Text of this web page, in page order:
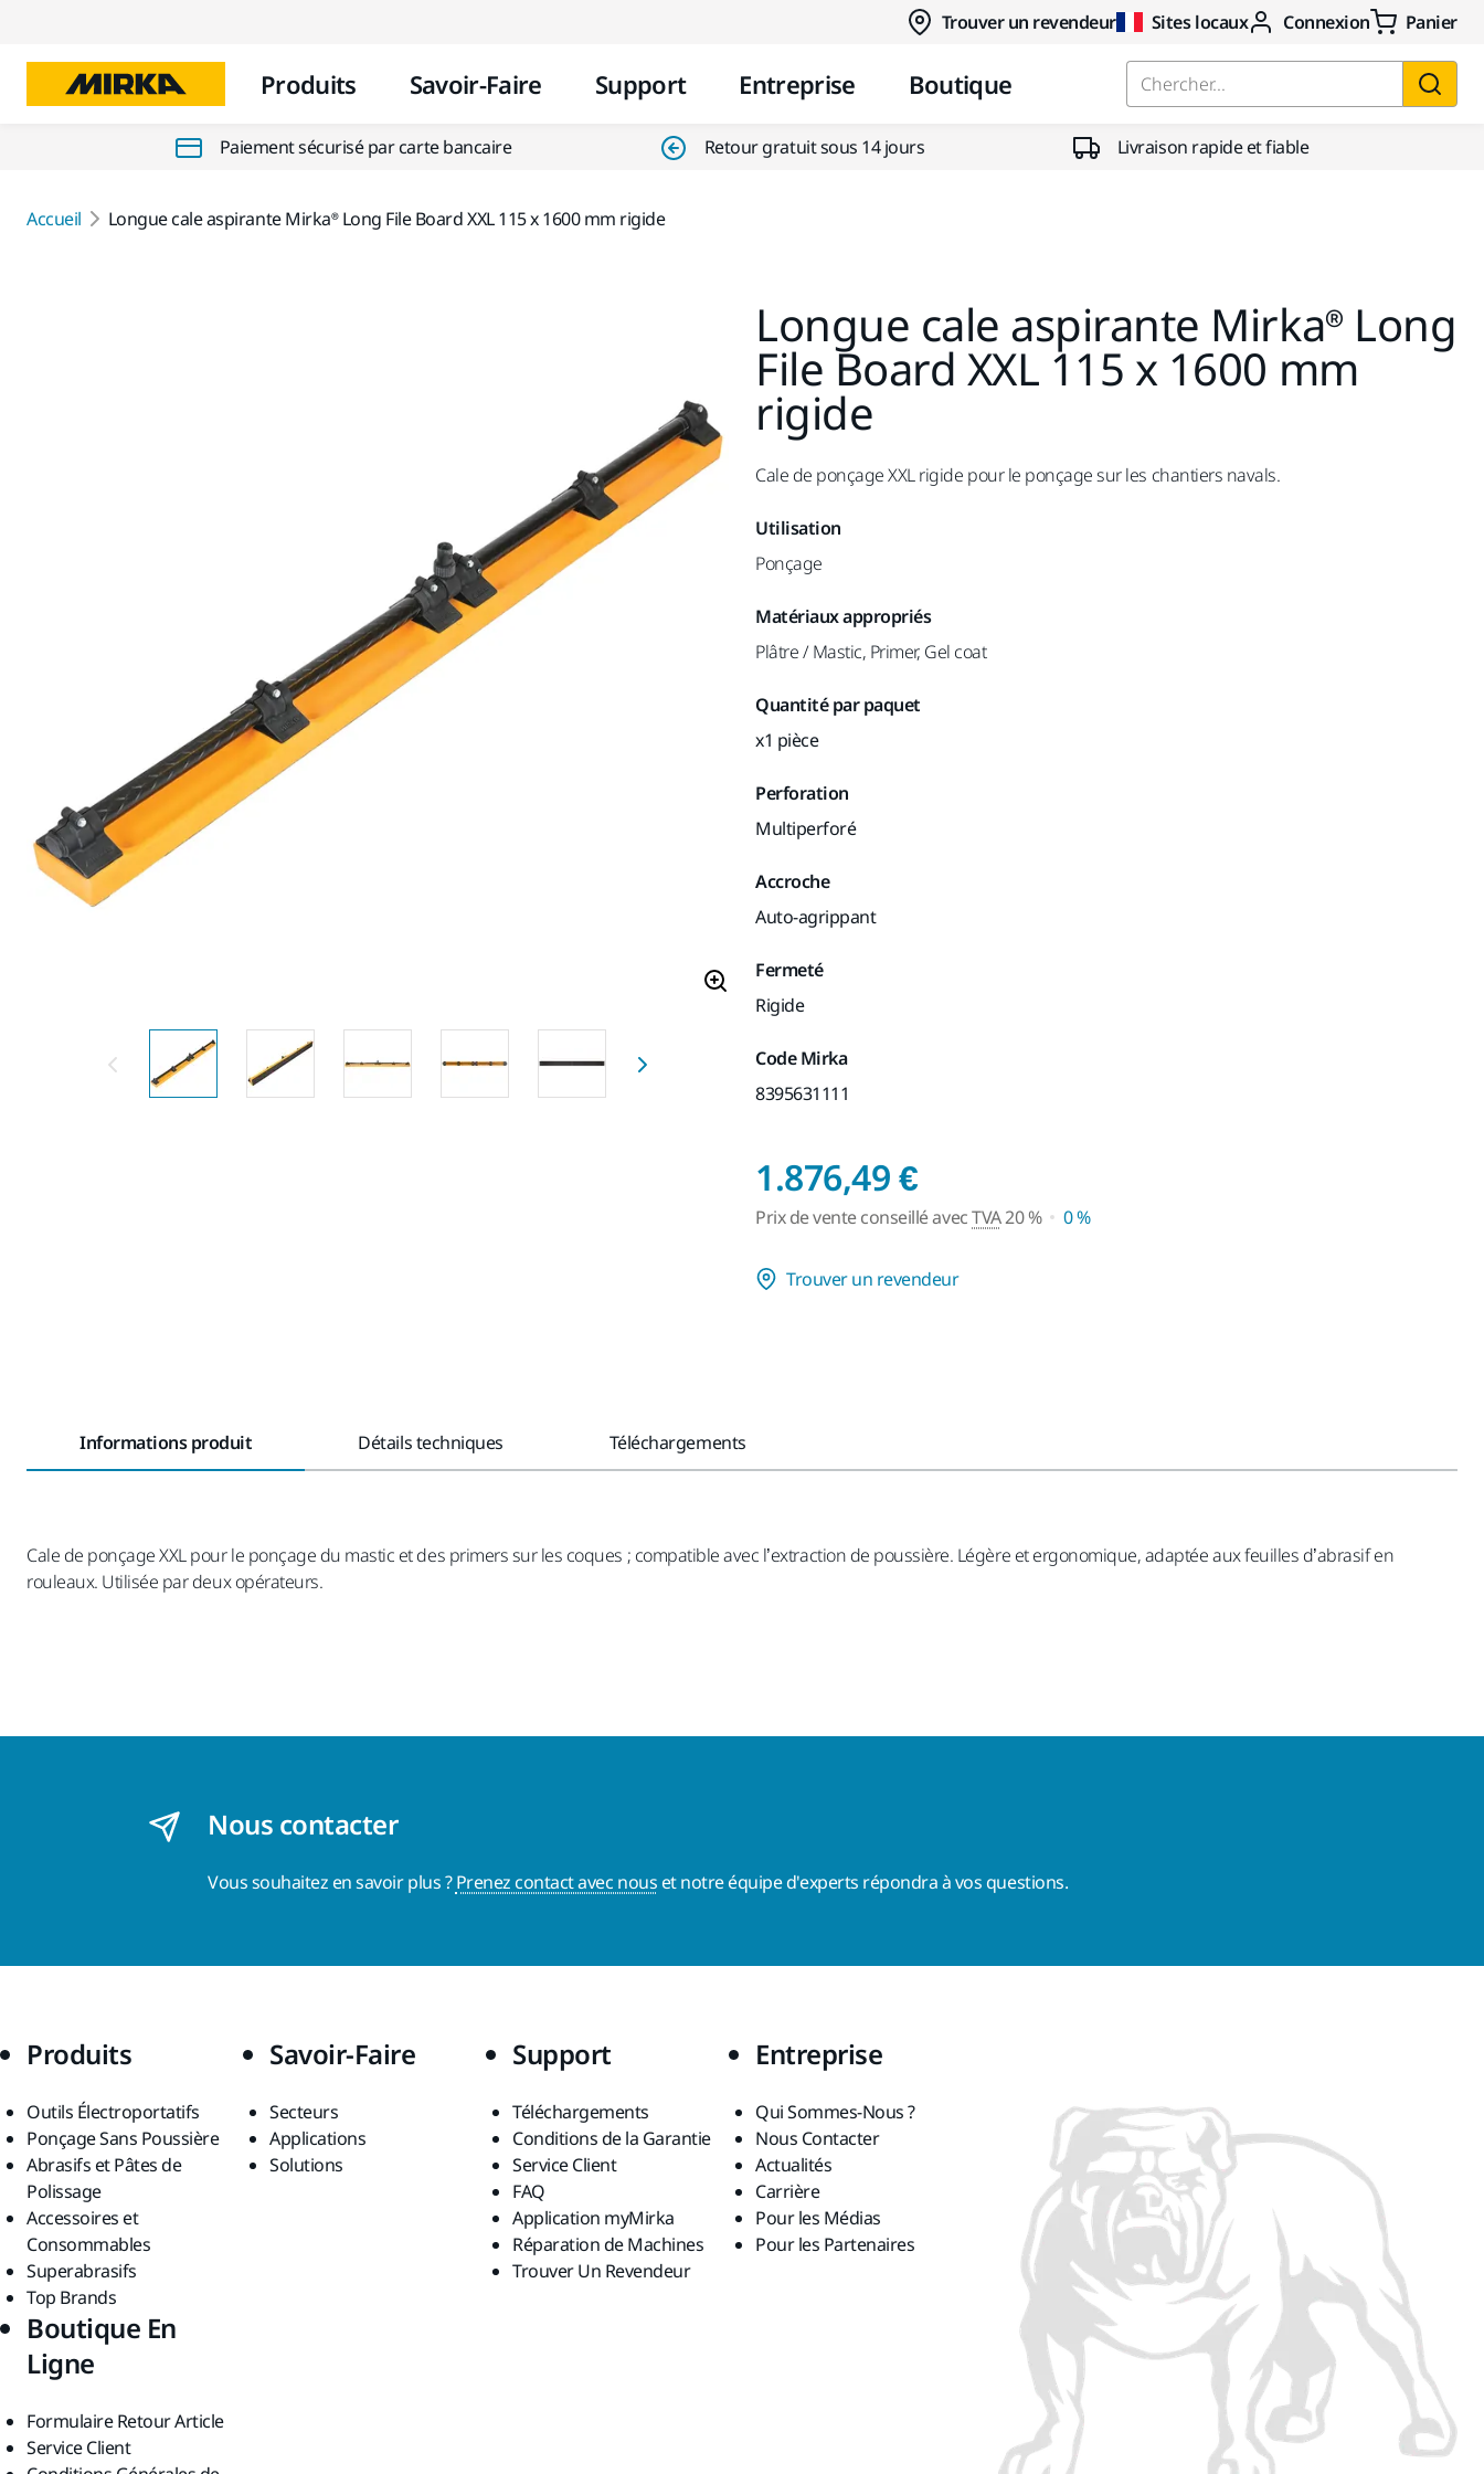
Trouver un revendeur Sites locaux Connexion Panier
Produits Savoir-Faire Support Entreprise Boutique Chercher...
Paiement sécurisé par carte bancaire Retour gratuit sous 14 jours Livraison rapide et fiable
Accueil Longue cale aspirante Mirka® Long File Board XXL 115 x 1600 mm rigide
Longue cale aspirante Mirka® Long
File Board XXL 115 x 1600 mm
rigide
Cale de ponçage XXL rigide pour le ponçage sur les chantiers navals.
Utilisation
Ponçage
Matériaux appropriés
Plâtre / Mastic, Primer, Gel coat
Quantité par paquet
x1 pièce
Perforation
Multiperforé
Accroche
Auto-agrippant
Fermeté
Rigide
Code Mirka
8395631111
1.876,49 €Prix de vente conseillé avec TVA
Prix de vente conseillé avecTVA20 % 0 %
Trouver un revendeur
Informations produit Détails techniques Téléchargements
Cale de ponçage XXL pour le ponçage du mastic et des primers sur les coques ; compatible avec l’extraction de poussière. Légère et ergonomique, adaptée aux feuilles d’abrasif en
rouleaux. Utilisée par deux opérateurs.
Nous contacter
Vous souhaitez en savoir plus ?Prenez contact avec nous et notre équipe d'experts répondra à vos questions.
Produits
Outils Électroportatifs
Ponçage Sans Poussière
Abrasifs et Pâtes de
Polissage
Accessoires et
Consommables
Superabrasifs
Top Brands
Savoir-Faire
Secteurs
Applications
Solutions
Support
Téléchargements
Conditions de la Garantie
Service Client
FAQ
Application myMirka
Réparation de Machines
Trouver Un Revendeur
Entreprise
Qui Sommes-Nous ?
Nous Contacter
Actualités
Carrière
Pour les Médias
Pour les Partenaires
Boutique En
Ligne
Formulaire Retour Article
Service Client